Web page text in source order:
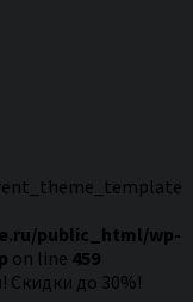
public_html/wp-
on line 459
Скидки до 30%!